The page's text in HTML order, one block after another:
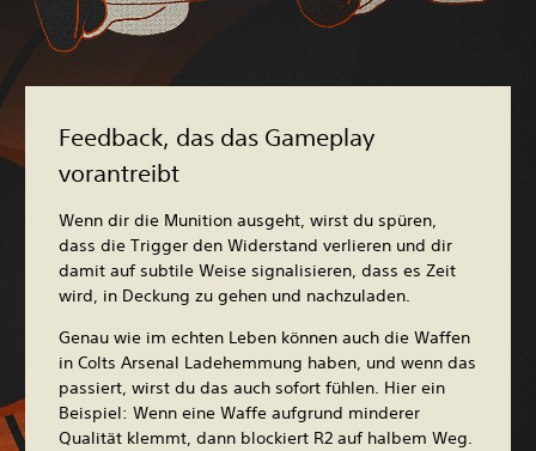
Feedback, das das Gameplay
vorantreibt
Wenn dir die Munition ausgeht, wirst du spüren,
dass die Trigger den Widerstand verlieren und dir
damit auf subtile Weise signalisieren, dass es Zeit
wird, in Deckung zu gehen und nachzuladen.
Genau wie im echten Leben können auch die Waffen
in Colts Arsenal Ladehemmung haben, und wenn das
passiert, wirst du das auch sofort fühlen. Hier ein
Beispiel: Wenn eine Waffe aufgrund minderer
Qualität klemmt, dann blockiert R2 auf halbem Weg.